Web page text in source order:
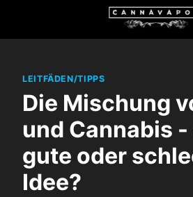
LEITFÄDEN/TIPPS
Die Mischung
und Cannabis -
gute oder
Idee?